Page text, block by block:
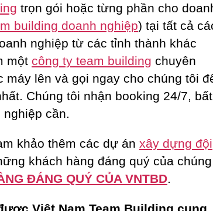
trọn gói hoặc từng phần cho
building doanh nghiệp) tại tất cả
nghiệp từ các tỉnh thành khác
một công ty team building chuyên
máy lên và gọi ngay cho chúng tôi
Chúng tôi nhận booking 24/7, bất
cần.
khảo thêm các dự án xây dựng đội
khách hàng đáng quý của chúng
ĐÁNG QUÝ CỦA VNTBD
Việt Nam Team Building cung